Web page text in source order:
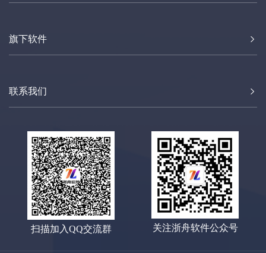
旗下软件
联系我们
扫描加入QQ交流群 关注浙舟软件公众号